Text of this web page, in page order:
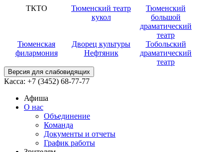
ТКТО
Тюменский театр
кукол
Тюменский
большой
драматический
театр
Тюменская
филармония
Дворец культуры
Нефтяник
Тобольский
драматический
театр
Версия для слабовидящих
Касса: +7 (3452) 68-77-77
Афиша
О нас
Объединение
Команда
Документы и отчеты
График работы